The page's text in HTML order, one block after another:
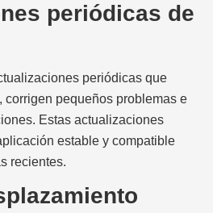
periódicas de
periódicas que
corrigen pequeños problemas e
Estas actualizaciones
estable y compatible
recientes.